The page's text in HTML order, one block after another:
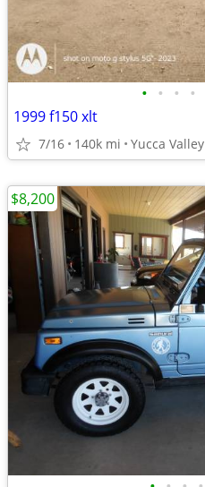
• • • •
1999 f150 xlt
7/16 140k mi Yucca Valley
$8,200